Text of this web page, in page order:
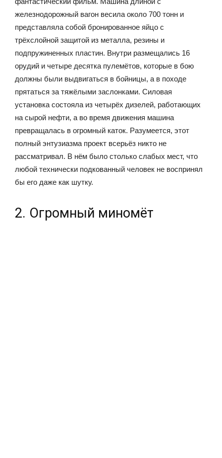
железнодорожный вагон весила около 700 тонн и
представляла собой бронированное яйцо с
трёхслойной защитой из металла, резины и
подпружиненных пластин. Внутри размещались 16
орудий и четыре десятка пулемётов, которые в бою
должны были выдвигаться в бойницы, а в походе
прятаться за тяжёлыми заслонками. Силовая
установка состояла из четырёх дизелей, работающих
на сырой нефти, а во время движения машина
превращалась в огромный каток. Разумеется, этот
полный энтузиазма проект всерьёз никто не
рассматривал. В нём было столько слабых мест, что
любой технически подкованный человек не воспринял
бы его даже как шутку.
2. Огромный миномёт